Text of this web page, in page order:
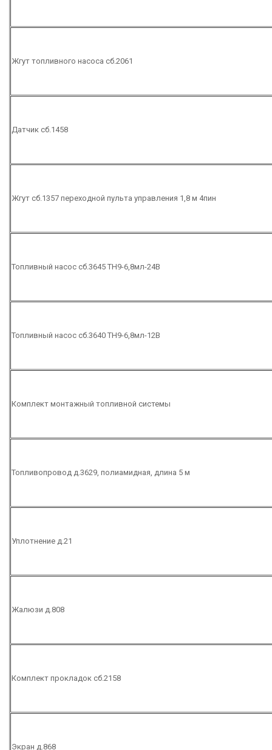
Жгут топливного насоса сб.2061
Датчик сб.1458
Жгут сб.1357 переходной пульта управления 1,8 м 4пин
Топливный насос сб.3645 ТН9-6,8мл-24В
Топливный насос сб.3640 ТН9-6,8мл-12В
Комплект монтажный топливной системы
Топливопровод д.3629, полиамидная, длина 5 м
Уплотнение д.21
Жалюзи д.808
Комплект прокладок сб.2158
Экран д.868